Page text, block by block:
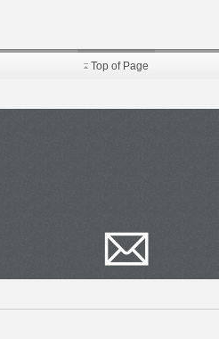
Top of Page